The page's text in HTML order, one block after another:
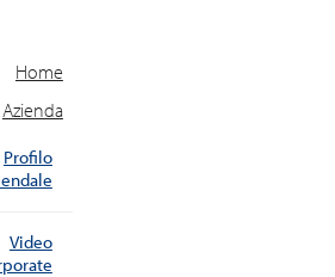
Home
Azienda
Profilo
Video